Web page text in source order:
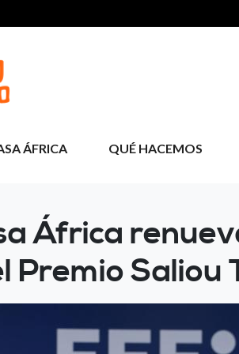
ÁFRICA QUÉ HACEMOS
África
Premio Saliou